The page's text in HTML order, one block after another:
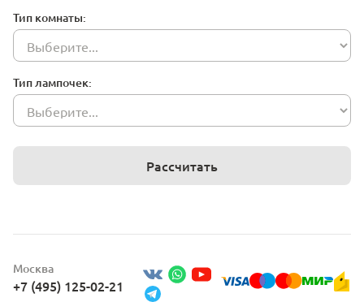
Тип комнаты:
Тип лампочек:
Рассчитать
Москва
+7 (495) 125-02-21